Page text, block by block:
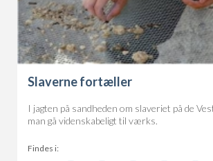
Slaverne fortæller
I jagten på sandheden om slaveriet på de
man gå videnskabeligt til værks.
Findes i: